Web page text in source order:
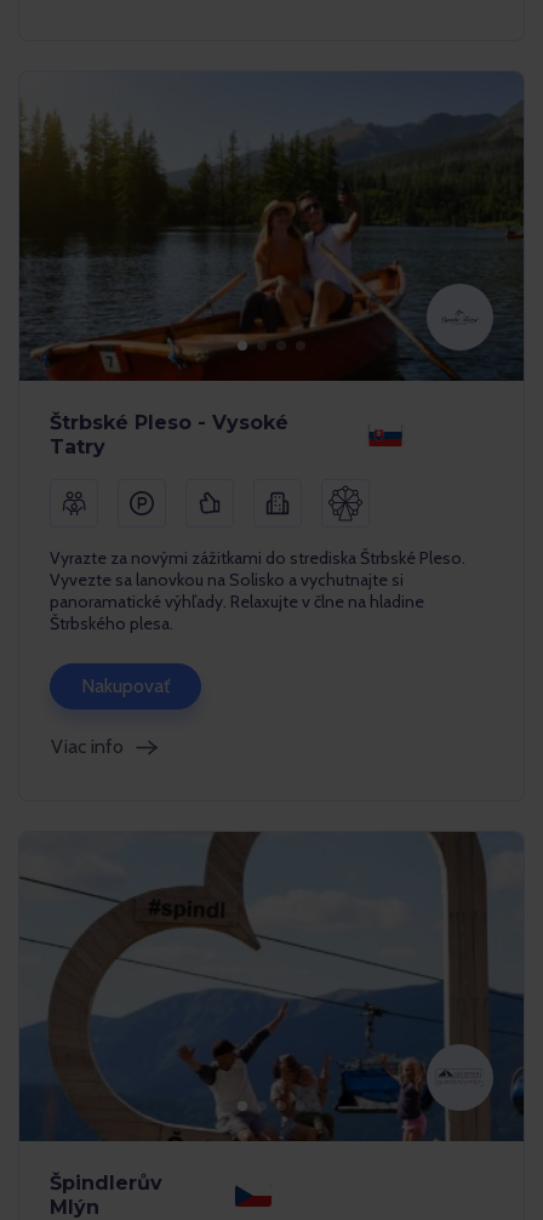
Štrbské Pleso - Vysoké
Tatry
Vyrazte za novými zážitkami do strediska Štrbské Pleso.
Vyvezte sa lanovkou na Solisko a vychutnajte si
panoramatické výhľady. Relaxujte v člne na hladine
Štrbského plesa.
Nakupovať
Viac info
Špindlerův
Mlýn